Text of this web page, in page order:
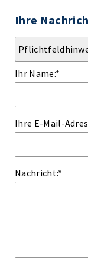
Ihre
Ihr Name:*
Ihre E-Mail-
Nachricht:*